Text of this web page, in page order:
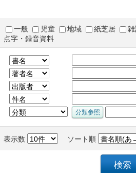
一般 児童 地域 紙芝居
点字・録音資料
表示数 ソート順